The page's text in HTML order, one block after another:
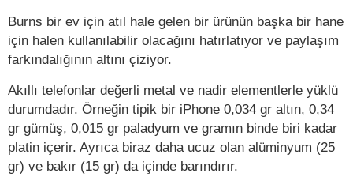
Burns bir ev için atıl hale gelen bir ürünün başka bir hane
için halen kullanılabilir olacağını hatırlatıyor ve paylaşım
farkındalığının altını çiziyor.
Akıllı telefonlar değerli metal ve nadir elementlerle yüklü
durumdadır. Örneğin tipik bir iPhone 0,034 gr altın, 0,34
gr gümüş, 0,015 gr paladyum ve gramın binde biri kadar
platin içerir. Ayrıca biraz daha ucuz olan alüminyum (25
gr) ve bakır (15 gr) da içinde barındırır.